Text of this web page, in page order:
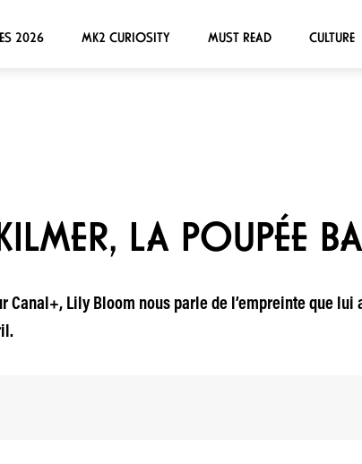
2026 MK2 CURIOSITY MUST READ CULTURE
LA POUPÉE
Lily Bloom nous parle de l’empreinte que lui